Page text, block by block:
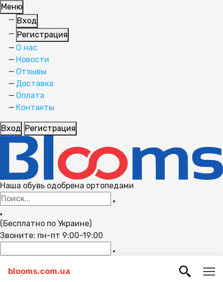
Меню
Вход
Регистрация
О нас
Новости
Отзывы
Доставка
Оплата
Контакты
Вход Регистрация
Наша обувь одобрена ортопедами
(Бесплатно по Украине)
Звоните: пн-пт 9:00-19:00
blooms.com.ua